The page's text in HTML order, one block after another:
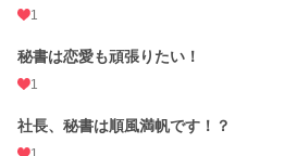
1
秘書は恋愛も頑張りたい！
1
社長、秘書は順風満帆です！？